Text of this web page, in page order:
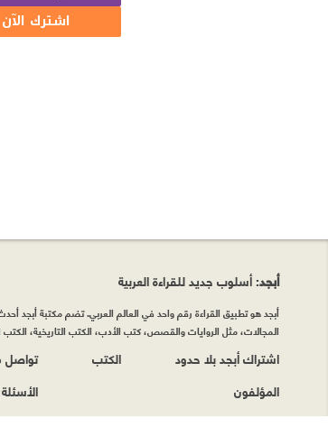
اشترك الآن
أبجد: أسلوب جديد للقراءة العربية
أبجد هو تطبيق القراءة رقم واحد في العالم العربي. تضم مكتبة أبجد
المجالات، مثل الروايات والقصص، كتب الأدب، الكتب التاريخية،
اشتراك أبجد بلا حدود
المؤلفون
الكتب
تواصل